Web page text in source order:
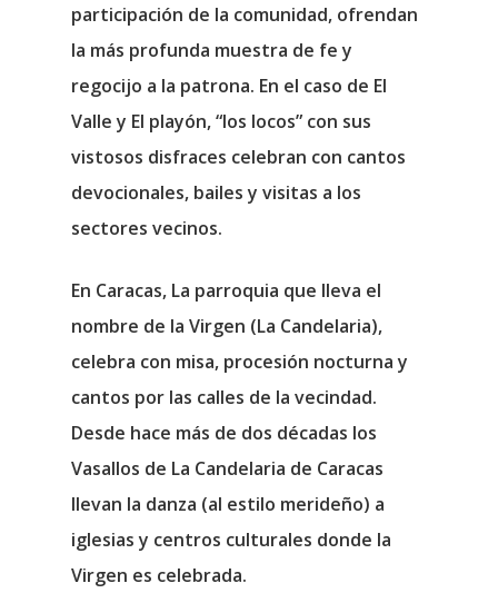
participación de la comunidad, ofrendan
la más profunda muestra de fe y
regocijo a la patrona. En el caso de El
Valle y El playón, “los locos” con sus
vistosos disfraces celebran con cantos
devocionales, bailes y visitas a los
sectores vecinos.
En Caracas, La parroquia que lleva el
nombre de la Virgen (La Candelaria),
celebra con misa, procesión nocturna y
cantos por las calles de la vecindad.
Desde hace más de dos décadas los
Vasallos de La Candelaria de Caracas
llevan la danza (al estilo merideño) a
iglesias y centros culturales donde la
Virgen es celebrada.